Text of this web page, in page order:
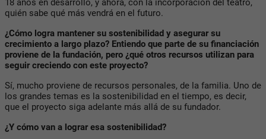
quién sabe qué más vendrá en el futuro.
¿Cómo logra mantener su sostenibilidad y asegurar su
crecimiento a largo plazo? Entiendo que parte de su financiación
proviene de la fundación, pero ¿qué otros recursos utilizan para
seguir creciendo con este proyecto?
Sí, mucho proviene de recursos personales, de la familia. Uno de
los grandes temas es la sostenibilidad en el tiempo, es decir,
que el proyecto siga adelante más allá de su fundador.
¿Y cómo van a lograr esa sostenibilidad?